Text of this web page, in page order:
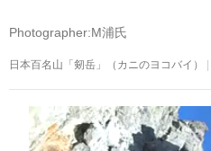
Photographer:M浦氏
日本百名山「剱岳」（カニのヨコバイ）